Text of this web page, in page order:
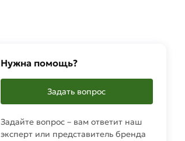
Нужна помощь?
Задать вопрос
Задайте вопрос – вам ответит наш
эксперт или представитель бренда